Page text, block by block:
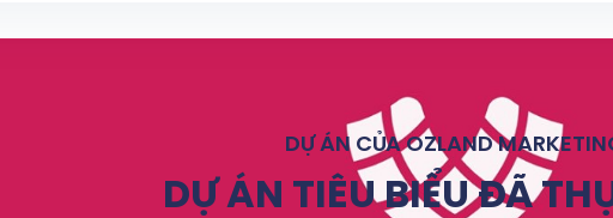
DỰ ÁN CỦA OZLAND
DỰ ÁN TIÊU BIỂU ĐÃ